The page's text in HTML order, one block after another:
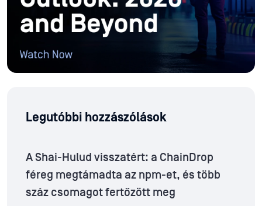
Legutóbbi hozzászólások
A Shai-Hulud visszatért: a ChainDrop
féreg megtámadta az npm-et, és több
száz csomagot fertőzött meg